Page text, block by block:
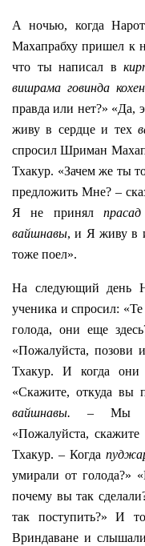
А ночью, когда
Махапрабху пришел к
что ты написал в
вишрама говинда
правда или нет?» «Да,
живу в сердце и тех
спросил Шриман
Тхакур. «Зачем же ты
предложить Мне? –
Я не принялпрасад
вайшнавы, и Я живу в
тоже поел».
На следующий день
ученика и спросил: «Те
голода, они еще
«Пожалуйста, позови
Тхакур. И когда
«Скажите, откуда вы
вайшнавы. – Мы
«Пожалуйста,
Тхакур. – Когда
умирали от голода?»
почему вы так
так поступить?» И
Вриндаване и